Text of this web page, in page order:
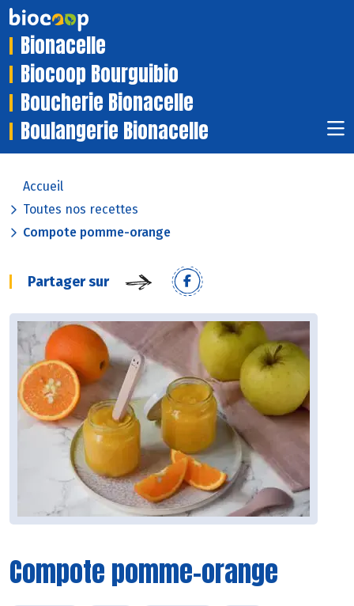
Bionacelle
Biocoop Bourguibio
Boucherie Bionacelle
Boulangerie Bionacelle
Accueil
Toutes nos recettes
Compote pomme-orange
Partager sur
Compote pomme-orange